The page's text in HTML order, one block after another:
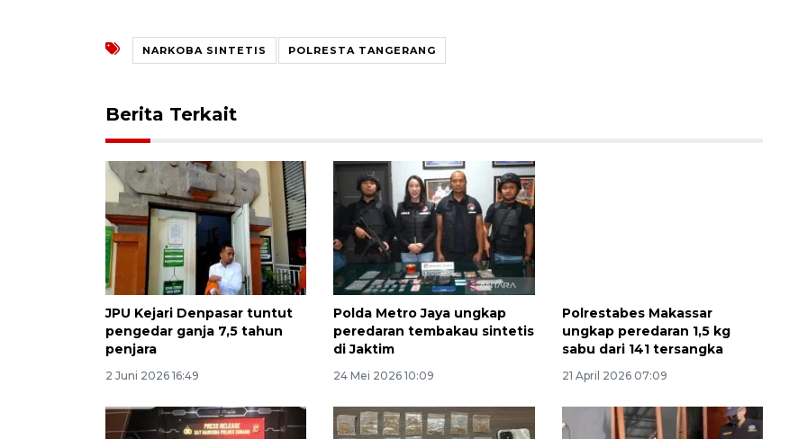
NARKOBA SINTETIS POLRESTA TANGERANG
Berita Terkait
JPU Kejari Denpasar tuntut
pengedar ganja 7,5 tahun
penjara
2 Juni 2026 16:49
Polda Metro Jaya ungkap
peredaran tembakau sintetis
di Jaktim
24 Mei 2026 10:09
Polrestabes Makassar
ungkap peredaran 1,5 kg
sabu dari 141 tersangka
21 April 2026 07:09